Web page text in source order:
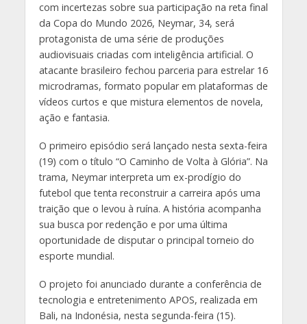
com incertezas sobre sua participação na reta final
da Copa do Mundo 2026, Neymar, 34, será
protagonista de uma série de produções
audiovisuais criadas com inteligência artificial. O
atacante brasileiro fechou parceria para estrelar 16
microdramas, formato popular em plataformas de
vídeos curtos e que mistura elementos de novela,
ação e fantasia.
O primeiro episódio será lançado nesta sexta-feira
(19) com o título “O Caminho de Volta à Glória”. Na
trama, Neymar interpreta um ex-prodígio do
futebol que tenta reconstruir a carreira após uma
traição que o levou à ruína. A história acompanha
sua busca por redenção e por uma última
oportunidade de disputar o principal torneio do
esporte mundial.
O projeto foi anunciado durante a conferência de
tecnologia e entretenimento APOS, realizada em
Bali, na Indonésia, nesta segunda-feira (15).